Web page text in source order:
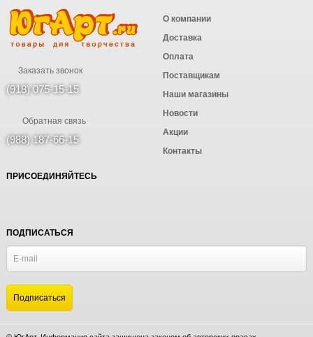
Заказать звонок
(918) 075-15-15
Обратная связь
(988) 187-66-15
О компании
Доставка
Оплата
Поставщикам
Наши магазины
Новости
Акции
Контакты
ПРИСОЕДИНЯЙТЕСЬ
ПОДПИСАТЬСЯ